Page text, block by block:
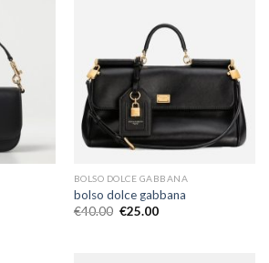
BOLSO DOLCE GABBANA
bolso dolce gabbana
€40.00 €25.00